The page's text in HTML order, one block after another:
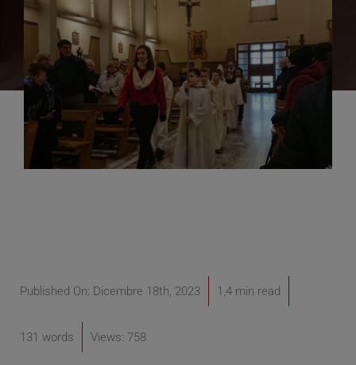
Published On: Dicembre 18th, 2023 1,4 min read
131 words Views: 758